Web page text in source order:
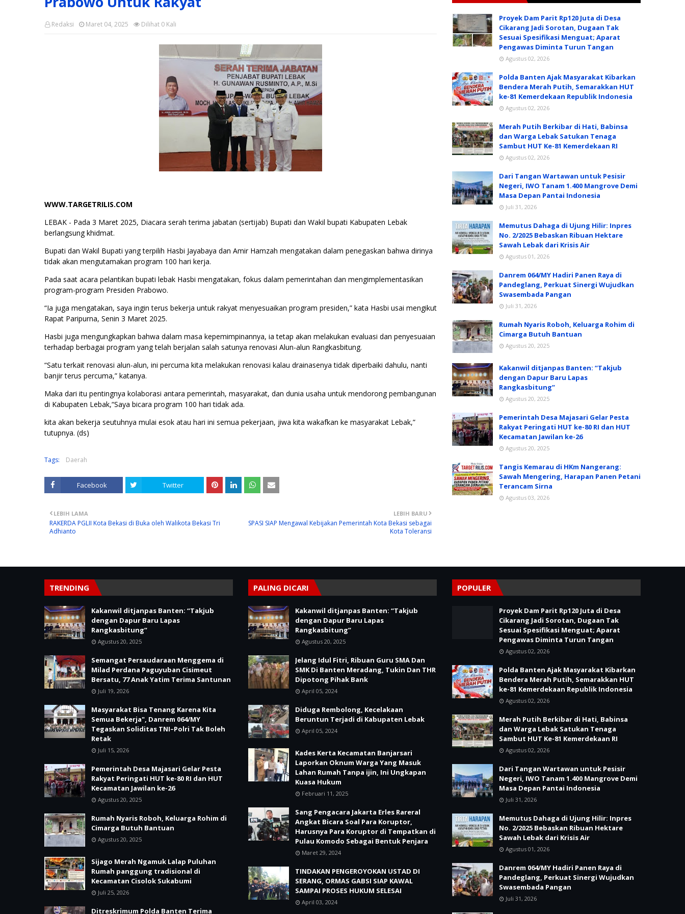
Redaksi Dilihat 0 Kali
Maret 04, 2025
WWW.TARGETRILIS.COM
LEBAK - Pada 3 Maret 2025, Diacara serah terima jabatan (sertijab) Bupati dan Wakil bupati Kabupaten Lebak
berlangsung khidmat.
Bupati dan Wakil Bupati yang terpilih Hasbi Jayabaya dan Amir Hamzah mengatakan dalam penegaskan bahwa dirinya
tidak akan mengutamakan program 100 hari kerja.
Pada saat acara pelantikan bupati lebak Hasbi mengatakan, fokus dalam pemerintahan dan mengimplementasikan
program-program Presiden Prabowo.
“Ia juga mengatakan, saya ingin terus bekerja untuk rakyat menyesuaikan program presiden,” kata Hasbi usai mengikut
Rapat Paripurna, Senin 3 Maret 2025.
Hasbi juga mengungkapkan bahwa dalam masa kepemimpinannya, ia tetap akan melakukan evaluasi dan penyesuaian
terhadap berbagai program yang telah berjalan salah satunya renovasi Alun-alun Rangkasbitung.
“Satu terkait renovasi alun-alun, ini percuma kita melakukan renovasi kalau drainasenya tidak diperbaiki dahulu, nanti
banjir terus percuma,” katanya.
Maka dari itu pentingnya kolaborasi antara pemerintah, masyarakat, dan dunia usaha untuk mendorong pembangunan
di Kabupaten Lebak,“Saya bicara program 100 hari tidak ada.
kita akan bekerja seutuhnya mulai esok atau hari ini semua pekerjaan, jiwa kita wakafkan ke masyarakat Lebak,”
tutupnya. (ds)
Tags: Daerah
Facebook Twitter
LEBIH BARU
SPASI SIAP Mengawal Kebijakan Pemerintah Kota Bekasi sebagai
Kota Toleransi
LEBIH LAMA
RAKERDA PGLII Kota Bekasi di Buka oleh Walikota Bekasi Tri
Adhianto
Proyek Dam Parit Rp120 Juta di Desa
Cikarang Jadi Sorotan, Dugaan Tak
Sesuai Spesifikasi Menguat; Aparat
Pengawas Diminta Turun Tangan
Agustus 02, 2026
Polda Banten Ajak Masyarakat Kibarkan
Bendera Merah Putih, Semarakkan HUT
ke-81 Kemerdekaan Republik Indonesia
Agustus 02, 2026
Merah Putih Berkibar di Hati, Babinsa
dan Warga Lebak Satukan Tenaga
Sambut HUT Ke-81 Kemerdekaan RI
Agustus 02, 2026
Dari Tangan Wartawan untuk Pesisir
Negeri, IWO Tanam 1.400 Mangrove Demi
Masa Depan Pantai Indonesia
Juli 31, 2026
Memutus Dahaga di Ujung Hilir: Inpres
No. 2/2025 Bebaskan Ribuan Hektare
Sawah Lebak dari Krisis Air
Agustus 01, 2026
Danrem 064/MY Hadiri Panen Raya di
Pandeglang, Perkuat Sinergi Wujudkan
Swasembada Pangan
Juli 31, 2026
Rumah Nyaris Roboh, Keluarga Rohim di
Cimarga Butuh Bantuan
Agustus 20, 2025
Kakanwil ditjanpas Banten: “Takjub
dengan Dapur Baru Lapas
Rangkasbitung”
Agustus 20, 2025
Pemerintah Desa Majasari Gelar Pesta
Rakyat Peringati HUT ke-80 RI dan HUT
Kecamatan Jawilan ke-26
Agustus 20, 2025
Tangis Kemarau di HKm Nangerang:
Sawah Mengering, Harapan Panen Petani
Terancam Sirna
Agustus 03, 2026
TRENDING
Kakanwil ditjanpas Banten: “Takjub
dengan Dapur Baru Lapas
Rangkasbitung”
Agustus 20, 2025
Semangat Persaudaraan Menggema di
Milad Perdana Paguyuban Cisimeut
Bersatu, 77 Anak Yatim Terima Santunan
Juli 19, 2026
Masyarakat Bisa Tenang Karena Kita
Semua Bekerja", Danrem 064/MY
Tegaskan Soliditas TNI–Polri Tak Boleh
Retak
Juli 15, 2026
Pemerintah Desa Majasari Gelar Pesta
Rakyat Peringati HUT ke-80 RI dan HUT
Kecamatan Jawilan ke-26
Agustus 20, 2025
Rumah Nyaris Roboh, Keluarga Rohim di
Cimarga Butuh Bantuan
Agustus 20, 2025
Sijago Merah Ngamuk Lalap Puluhan
Rumah panggung tradisional di
Kecamatan Cisolok Sukabumi
Juli 25, 2026
Ditreskrimum Polda Banten Terima
PALING DICARI
Kakanwil ditjanpas Banten: “Takjub
dengan Dapur Baru Lapas
Rangkasbitung”
Agustus 20, 2025
Jelang Idul Fitri, Ribuan Guru SMA Dan
SMK Di Banten Meradang, Tukin Dan THR
Dipotong Pihak Bank
April 05, 2024
Diduga Rembolong, Kecelakaan
Beruntun Terjadi di Kabupaten Lebak
April 05, 2024
Kades Kerta Kecamatan Banjarsari
Laporkan Oknum Warga Yang Masuk
Lahan Rumah Tanpa ijin, Ini Ungkapan
Kuasa Hukum
Februari 11, 2025
Sang Pengacara Jakarta Erles Rareral
Angkat Bicara Soal Para Koruptor,
Harusnya Para Koruptor di Tempatkan di
Pulau Komodo Sebagai Bentuk Penjara
Maret 29, 2024
TINDAKAN PENGEROYOKAN USTAD DI
SERANG, ORMAS GABSI SIAP KAWAL
SAMPAI PROSES HUKUM SELESAI
April 03, 2024
POPULER
Proyek Dam Parit Rp120 Juta di Desa
Cikarang Jadi Sorotan, Dugaan Tak
Sesuai Spesifikasi Menguat; Aparat
Pengawas Diminta Turun Tangan
Agustus 02, 2026
Polda Banten Ajak Masyarakat Kibarkan
Bendera Merah Putih, Semarakkan HUT
ke-81 Kemerdekaan Republik Indonesia
Agustus 02, 2026
Merah Putih Berkibar di Hati, Babinsa
dan Warga Lebak Satukan Tenaga
Sambut HUT Ke-81 Kemerdekaan RI
Agustus 02, 2026
Dari Tangan Wartawan untuk Pesisir
Negeri, IWO Tanam 1.400 Mangrove Demi
Masa Depan Pantai Indonesia
Juli 31, 2026
Memutus Dahaga di Ujung Hilir: Inpres
No. 2/2025 Bebaskan Ribuan Hektare
Sawah Lebak dari Krisis Air
Agustus 01, 2026
Danrem 064/MY Hadiri Panen Raya di
Pandeglang, Perkuat Sinergi Wujudkan
Swasembada Pangan
Juli 31, 2026